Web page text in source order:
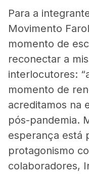
Para a
Movimento
momento de
reconectar a
interlocutores:
momento de
acreditamos na
pós-pandemia.
esperança está
protagonismo
colaboradores,